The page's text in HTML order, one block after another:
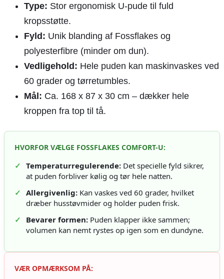
Type: Stor ergonomisk U-pude til fuld
kropsstøtte.
Fyld: Unik blanding af Fossflakes og
polyesterfibre (minder om dun).
Vedligehold: Hele puden kan maskinvaskes ved
60 grader og tørretumbles.
Mål: Ca. 168 x 87 x 30 cm – dækker hele
kroppen fra top til tå.
HVORFOR VÆLGE FOSSFLAKES COMFORT-U:
✓ Temperaturregulerende: Det specielle fyld sikrer,
at puden forbliver kølig og tør hele natten.
✓ Allergivenlig: Kan vaskes ved 60 grader, hvilket
dræber husstøvmider og holder puden frisk.
✓
Bevarer formen: Puden klapper ikke sammen;
volumen kan nemt rystes op igen som en dundyne.
VÆR OPMÆRKSOM PÅ: